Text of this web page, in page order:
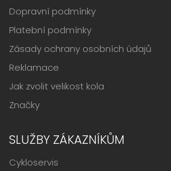
Dopravní podmínky
Platební podmínky
Zásady ochrany osobních údajů
Reklamace
Jak zvolit velikost kola
Značky
SLUŽBY ZÁKAZNÍKŮM
Cykloservis